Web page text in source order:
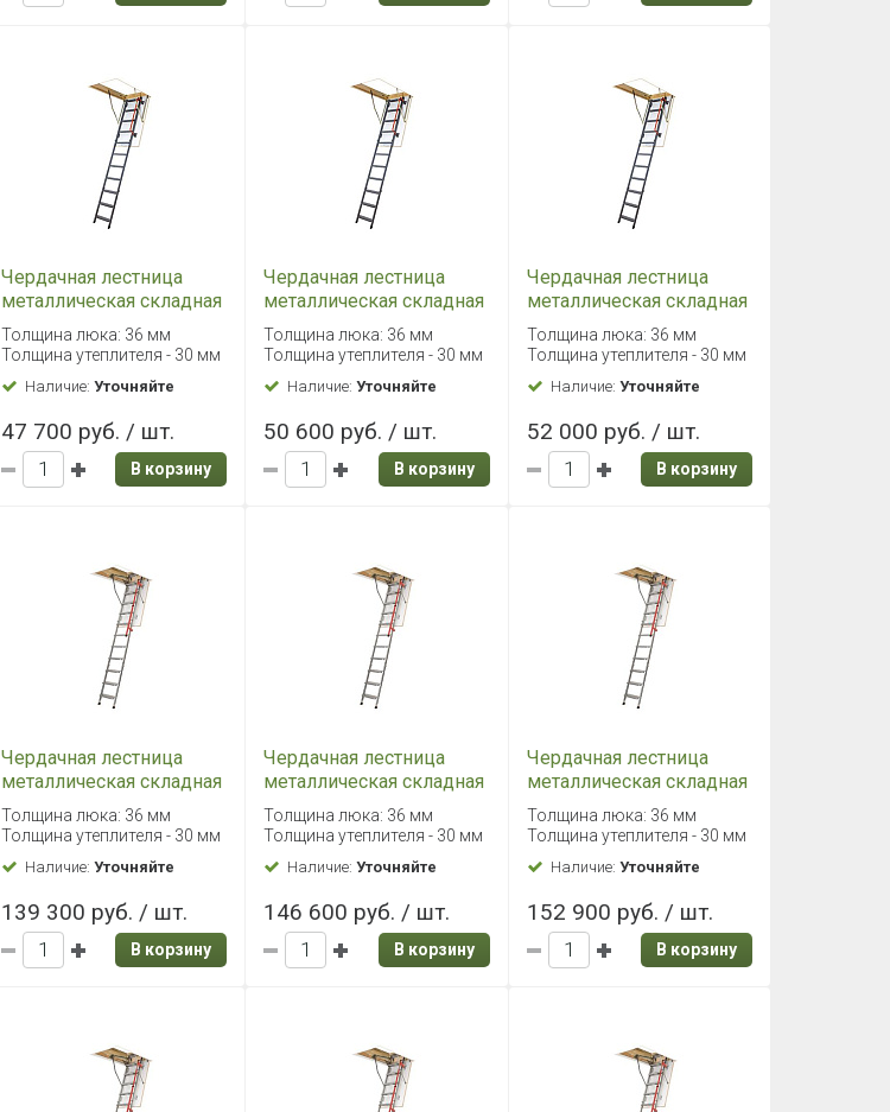
Чердачная лестница
металлическая складная
Fakro LMK 60х130/305
Толщина люка: 36 мм
Толщина утеплителя - 30 мм
Наличие:Уточняйте
47 700 руб. / шт.
В корзину
Чердачная лестница
металлическая складная
Fakro LMK 70х130/305
Толщина люка: 36 мм
Толщина утеплителя - 30 мм
Наличие:Уточняйте
50 600 руб. / шт.
В корзину
Чердачная лестница
металлическая складная
Fakro LMK 70х140/305
Толщина люка: 36 мм
Толщина утеплителя - 30 мм
Наличие: Уточняйте
52 000 руб. / шт.
В корзину
Чердачная лестница
металлическая складная
Fakro LML 70х120/280
Толщина люка: 36 мм
Толщина утеплителя - 30 мм
Наличие:Уточняйте
139 300 руб. / шт.
В корзину
Чердачная лестница
металлическая складная
Fakro LML 70х130/280
Толщина люка: 36 мм
Толщина утеплителя - 30 мм
Наличие:Уточняйте
146 600 руб. / шт.
В корзину
Чердачная лестница
металлическая складная
Fakro LML 70х140/280
Толщина люка: 36 мм
Толщина утеплителя - 30 мм
Наличие: Уточняйте
152 900 руб. / шт.
В корзину